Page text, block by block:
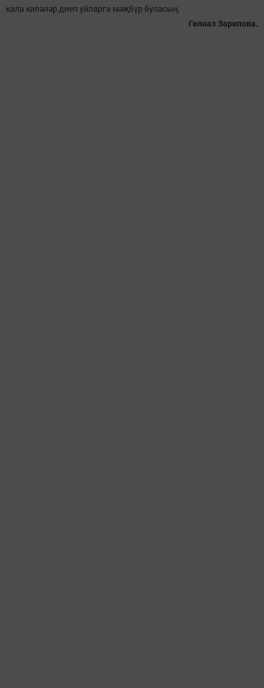
кала киләләр диеп уйларга мәҗбүр буласың.
Гөлназ Зарипова.